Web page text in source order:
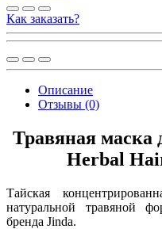
Как заказать?
Описание
Отзывы (0)
Травяная маска
Herbal
Тайская
натуральной травяной
бренда Jinda.